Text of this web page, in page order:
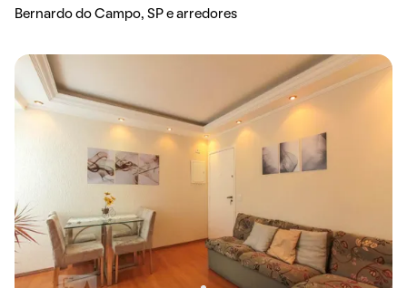
Bernardo do Campo, SP e arredores